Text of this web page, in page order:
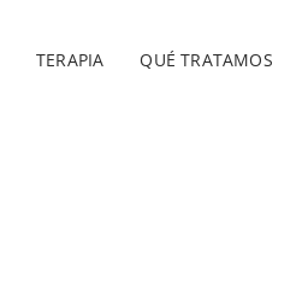
TERAPIA QUÉ TRATAMOS